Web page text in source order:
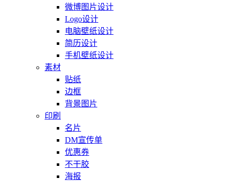
微博图片设计
Logo设计
电脑壁纸设计
简历设计
手机壁纸设计
素材
贴纸
边框
背景图片
印刷
名片
DM宣传单
优惠券
不干胶
海报